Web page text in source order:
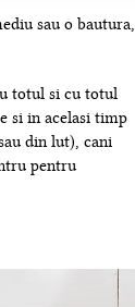
sau o bautura,
totul si cu totul
si in acelasi timp
din lut), cani
pentru